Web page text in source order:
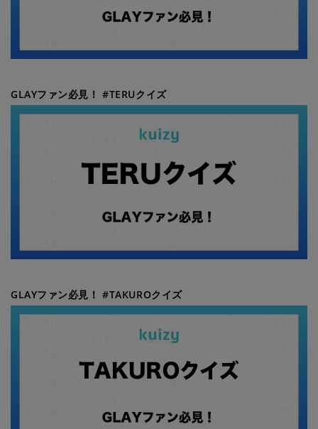
GLAYファン必見！ #TERUクイズ
GLAYファン必見！ #TAKUROクイズ